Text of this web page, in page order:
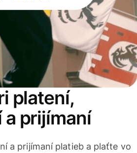
platení,
prijímaní
a prijímaní platieb a plaťte vo